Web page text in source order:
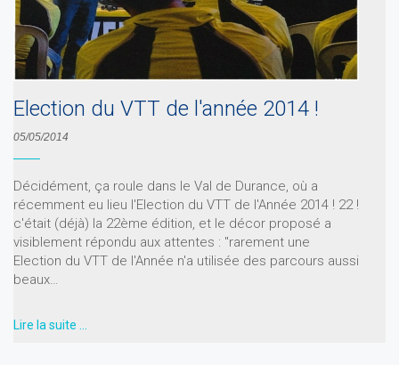
Election du VTT de l'année 2014 !
05/05/2014
Décidément, ça roule dans le Val de Durance, où a
récemment eu lieu l'Election du VTT de l'Année 2014 ! 22 !
c'était (déjà) la 22ème édition, et le décor proposé a
visiblement répondu aux attentes : "rarement une
Election du VTT de l'Année n'a utilisée des parcours aussi
beaux…
Lire la suite …